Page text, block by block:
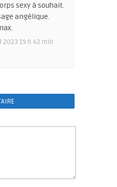
sexy à souhait.
angélique.
2023 19 h 42 min